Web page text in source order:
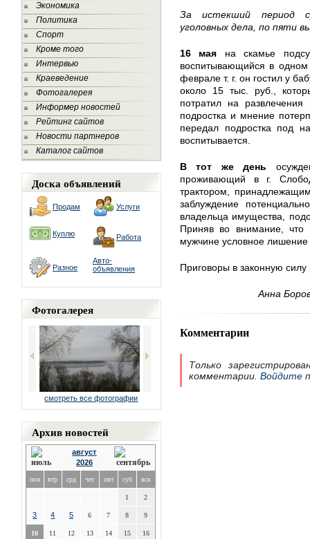
Экономика
Политика
Спорт
Кроме того
Интервью
Краеведение
Фотогалерея
Информер новостей
Рейтинг сайтов
Новости партнеров
Каталог сайтов
Доска объявлений
Продам Услуги
Куплю Работа
Разное
Авто-
объявления
Фотогалерея
смотреть все фотографии
Архив новостей
август
2026
пон втр срд чет пят суб вск
1 2
3 4 5 6 7 8 9
10 11 12 13 14 15 16
За истекший период
уголовных дела, по пяти
16 мая на скамье
воспитывающийся в одном
феврале т. г. он гостил у
около 15 тыс. руб.,
потратил на
подростка и мнение
передал подростка под
воспитывается.
В тот же день
проживающий в г.
трактором,
заблуждение
владельца имущества,
Приняв во внимание, что
мужчине условное
Приговоры в законную силу
Анна
Комментарии
Только
комментарии. Войдите